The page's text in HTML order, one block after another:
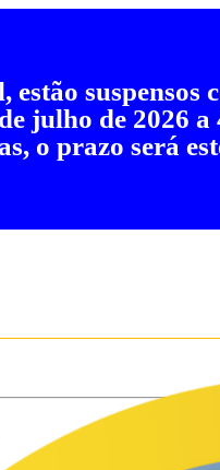
suspensos
julho de 2026
o prazo será